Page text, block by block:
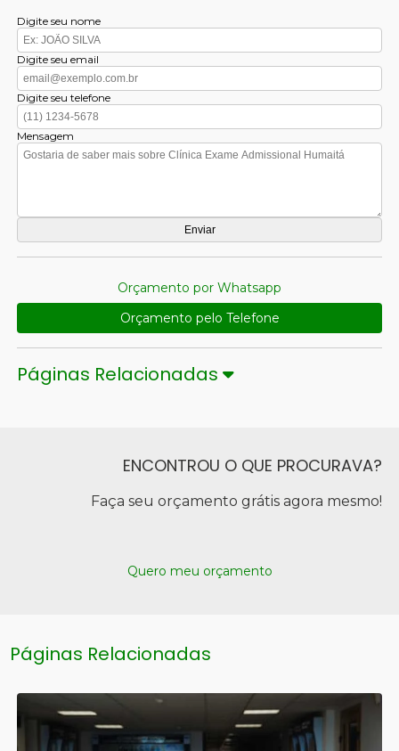
Digite seu nome
Digite seu email
Digite seu telefone
Mensagem
Orçamento por Whatsapp
Orçamento pelo Telefone
Páginas Relacionadas
ENCONTROU O QUE PROCURAVA?
Faça seu orçamento grátis agora mesmo!
Quero meu orçamento
Páginas Relacionadas